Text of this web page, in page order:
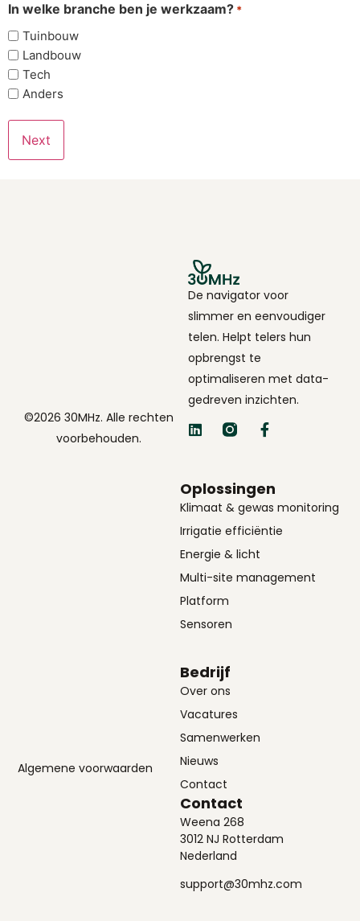
In welke branche ben je werkzaam? *
Tuinbouw
Landbouw
Tech
Anders
De navigator voor
slimmer en eenvoudiger
telen. Helpt telers hun
opbrengst te
optimaliseren met data-
gedreven inzichten.
Oplossingen
Klimaat & gewas monitoring
Irrigatie efficiëntie
Energie & licht
Multi-site management
Platform
Sensoren
Bedrijf
Over ons
Vacatures
Samenwerken
Nieuws
Contact
Contact
Weena 268
3012 NJ Rotterdam
Nederland
support@30mhz.com
©2026 30MHz. Alle rechten
voorbehouden.
Algemene voorwaarden